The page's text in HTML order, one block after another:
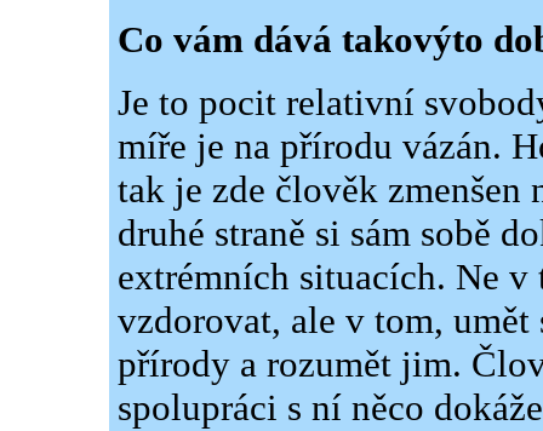
Co vám dává takovýto
Je to pocit relativní
míře je na přírodu vázán.
tak je zde člověk
druhé straně si sám sobě
extrémních situacích. Ne
vzdorovat, ale v tom,
přírody a rozumět jim.
spolupráci s ní něco